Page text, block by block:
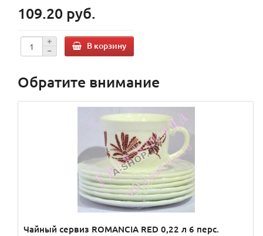
109.20 руб.
В корзину
Обратите внимание
Чайный сервиз ROMANCIA RED 0,22 л 6 перс.